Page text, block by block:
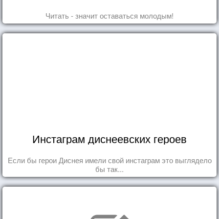
Читать - значит оставаться молодым!
Инстаграм диснеевских героев
Если бы герои Диснея имели свой инстаграм это выглядело
бы так...